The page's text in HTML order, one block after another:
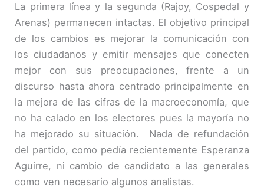
La primera línea y la segunda (Rajoy, Cospedal y
Arenas) permanecen intactas. El objetivo principal
de los cambios es mejorar la comunicación con
los ciudadanos y emitir mensajes que conecten
mejor con sus preocupaciones, frente a un
discurso hasta ahora centrado principalmente en
la mejora de las cifras de la macroeconomía, que
no ha calado en los electores pues la mayoría no
ha mejorado su situación. Nada de refundación
del partido, como pedía recientemente Esperanza
Aguirre, ni cambio de candidato a las generales
como ven necesario algunos analistas.